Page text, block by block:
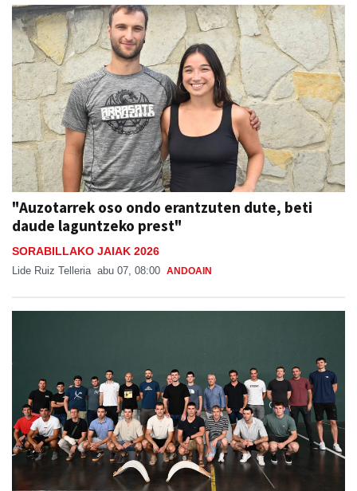
"Auzotarrek oso ondo erantzuten dute, beti
daude laguntzeko prest"
SORABILLAKO JAIAK 2026
Lide Ruiz Telleria abu 07, 08:00 ANDOAIN